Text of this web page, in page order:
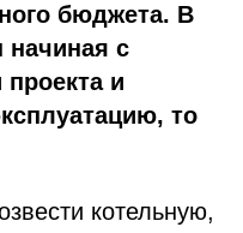
бюджета. В
начиная с
проекта и
то
котельную,